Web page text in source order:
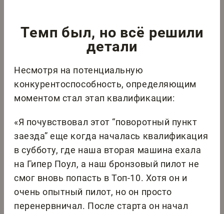
Темп был, но всё решили
детали
Несмотря на потенциальную
конкурентоспособность, определяющим
моментом стал этап квалификации:
«Я почувствовал этот “поворотный пункт
заезда” еще когда началась квалификация
в субботу, где наша вторая машина ехала
на Гипер Поул, а наш бронзовый пилот не
смог вновь попасть в Топ-10. Хотя он и
очень опытный пилот, но он просто
перенервничал. После старта он начал